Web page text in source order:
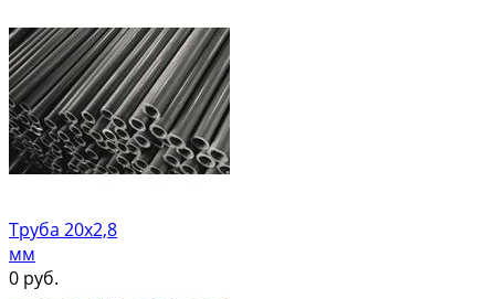
Труба 20х2,8
мм
0 руб.